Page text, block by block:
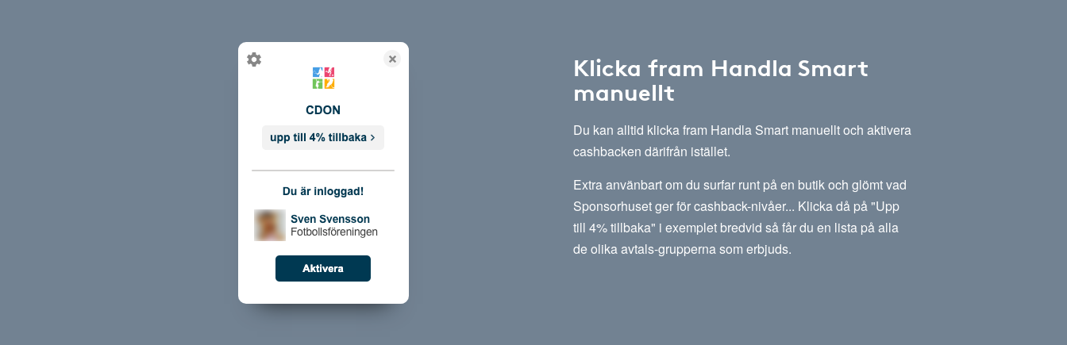
Klicka fram Handla Smart
manuellt
Du kan alltid klicka fram Handla Smart manuellt och aktivera
cashbacken därifrån istället.
Extra använbart om du surfar runt på en butik och glömt vad
Sponsorhuset ger för cashback-nivåer... Klicka då på "Upp
till 4% tillbaka" i exemplet bredvid så får du en lista på alla
de olika avtals-grupperna som erbjuds.